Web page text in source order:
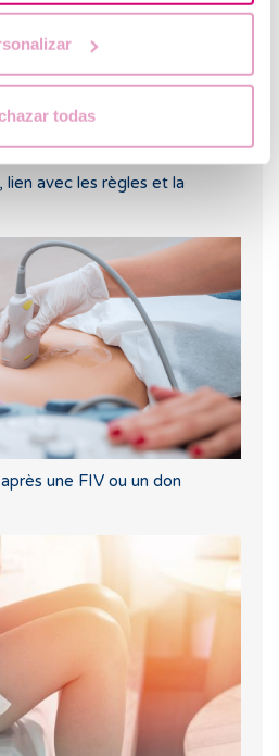
todas
lien avec les règles et la
une FIV ou un don